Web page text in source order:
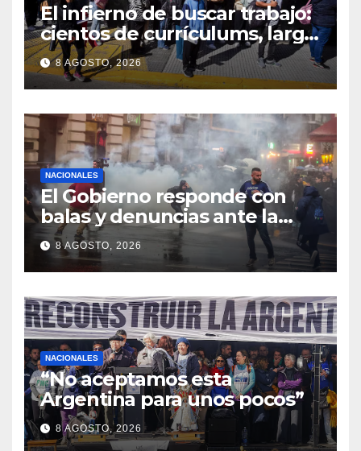
El infierno de buscar trabajo:
cientos de currículums, larga
espera y menos puestos
registrados
8 AGOSTO, 2026
NACIONALES
El Gobierno responde con
balas y denuncias ante la
protesta
8 AGOSTO, 2026
NACIONALES
“No aceptamos esta
Argentina para unos pocos”
8 AGOSTO, 2026